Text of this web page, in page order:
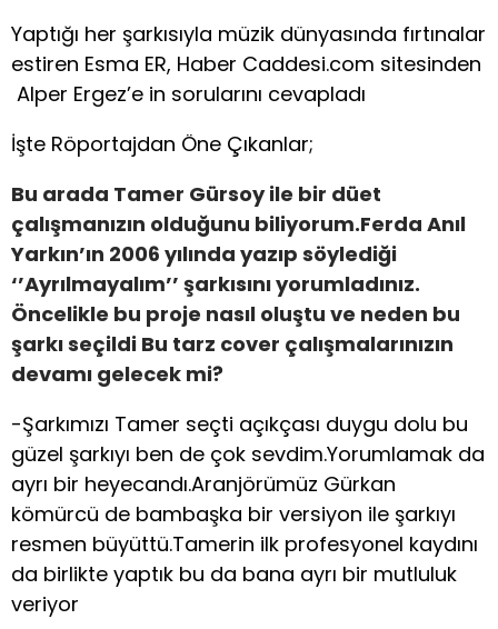
Yaptığı her şarkısıyla müzik dünyasında fırtınalar
estiren Esma ER, Haber Caddesi.com sitesinden
Alper Ergez’e in sorularını cevapladı
İşte Röportajdan Öne Çıkanlar;
Bu arada Tamer Gürsoy ile bir düet
çalışmanızın olduğunu biliyorum.Ferda Anıl
Yarkın’ın 2006 yılında yazıp söylediği
‘’Ayrılmayalım’’ şarkısını yorumladınız.
Öncelikle bu proje nasıl oluştu ve neden bu
şarkı seçildi Bu tarz cover çalışmalarınızın
devamı gelecek mi?
-Şarkımızı Tamer seçti açıkçası duygu dolu bu
güzel şarkıyı ben de çok sevdim.Yorumlamak da
ayrı bir heyecandı.Aranjörümüz Gürkan
kömürcü de bambaşka bir versiyon ile şarkıyı
resmen büyüttü.Tamerin ilk profesyonel kaydını
da birlikte yaptık bu da bana ayrı bir mutluluk
veriyor